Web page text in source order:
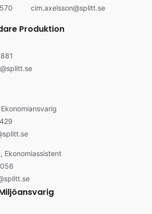
cim.axelsson@splitt.se
Produktion
Ekonomiassistent